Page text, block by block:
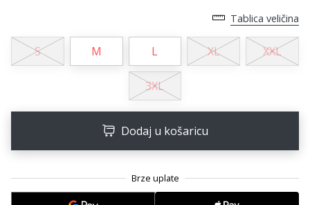
1 min. čitanja
Postani
brenda
odbojku
Tablica veličina
S M L XL XXL
3XL
Dodaj u košaricu